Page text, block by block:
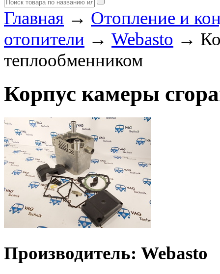
Главная → Отопление и
отопители → Webasto →
теплообменником
Корпус камеры
Производитель: Webasto